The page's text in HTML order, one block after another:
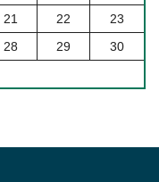
21 22
23
28 29
30